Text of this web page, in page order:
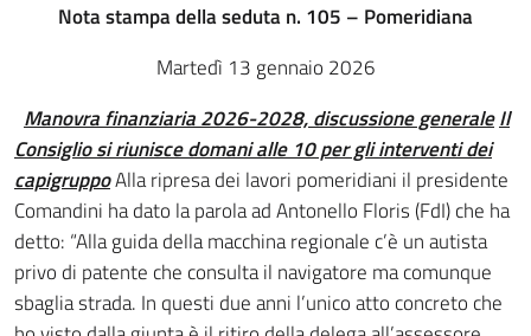
Nota stampa della seduta n. 105 – Pomeridiana
Martedì 13 gennaio 2026
Manovra finanziaria 2026-2028, discussione generaleIl
Consiglio si riunisce domani alle 10 per gli interventi dei
capigruppoAlla ripresa dei lavori pomeridiani il presidente
Comandini ha dato la parola ad Antonello Floris (FdI) che ha
detto: “Alla guida della macchina regionale c’è un autista
privo di patente che consulta il navigatore ma comunque
sbaglia strada. In questi due anni l’unico atto concreto che